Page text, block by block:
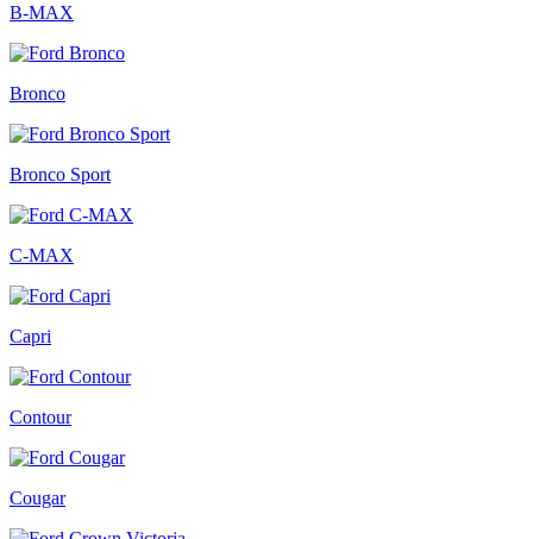
B-MAX
Bronco
Bronco Sport
C-MAX
Capri
Contour
Cougar